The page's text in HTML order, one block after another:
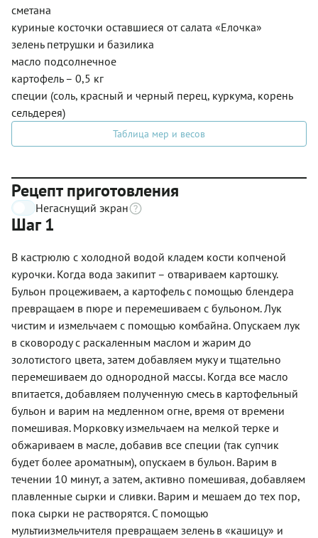
сметана
куриные косточки оставшиеся от салата «Елочка»
зелень петрушки и базилика
масло подсолнечное
картофель – 0,5 кг
специи (соль, красный и черный перец, куркума, корень
сельдерея)
Таблица мер и весов
Рецепт приготовления
Негаснущий экран
Шаг 1
В кастрюлю с холодной водой кладем кости копченой
курочки. Когда вода закипит – отвариваем картошку.
Бульон процеживаем, а картофель с помощью блендера
превращаем в пюре и перемешиваем с бульоном. Лук
чистим и измельчаем с помощью комбайна. Опускаем лук
в сковороду с раскаленным маслом и жарим до
золотистого цвета, затем добавляем муку и тщательно
перемешиваем до однородной массы. Когда все масло
впитается, добавляем полученную смесь в картофельный
бульон и варим на медленном огне, время от времени
помешивая. Морковку измельчаем на мелкой терке и
обжариваем в масле, добавив все специи (так супчик
будет более ароматным), опускаем в бульон. Варим в
течении 10 минут, а затем, активно помешивая, добавляем
плавленные сырки и сливки. Варим и мешаем до тех пор,
пока сырки не растворятся. С помощью
мультиизмельчителя превращаем зелень в «кашицу» и